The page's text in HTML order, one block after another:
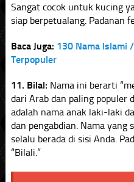
Sangat cocok untuk kucing
siap berpetualang. Padanan
Baca Juga: 130 Nama Islami
Terpopuler
11. Bilal: Nama ini berarti
dari Arab dan paling populer
adalah nama anak laki-laki
dan pengabdian. Nama
selalu berada di sisi Anda.
“Bilali.”